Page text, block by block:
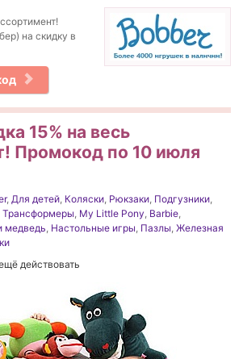
на скидку в
15% на весь
Промокод по 10 июля
, Для детей Коляски Рюкзаки Подгузники
Трансформеры My Little Pony Barbie
медведь Настольные игры Пазлы Железная
действовать